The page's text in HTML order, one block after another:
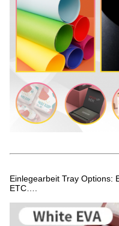
Einlegearbeit Tray Options:
ETC….